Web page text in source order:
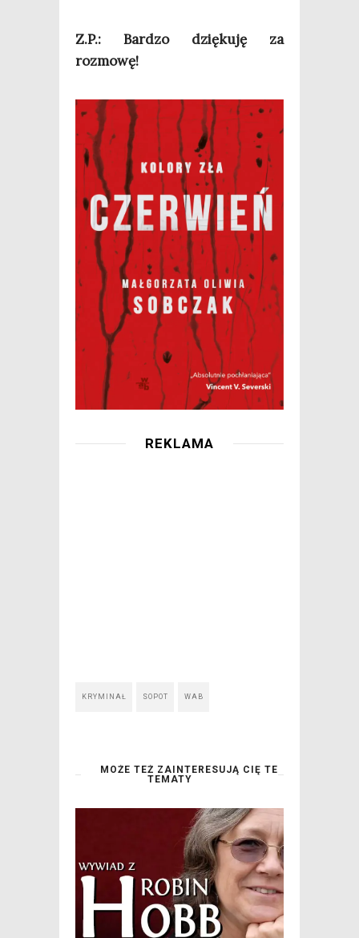
Z.P.: Bar­dzo dzię­ku­ję za
rozmowę!
REKLAMA
KRYMINAŁ SOPOT WAB
MOŻE TEŻ ZAINTERESUJĄ CIĘ TE
TEMATY